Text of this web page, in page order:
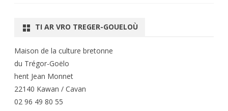
TI AR VRO TREGER-GOUELOÙ
Maison de la culture bretonne
du Trégor-Goëlo
hent Jean Monnet
22140 Kawan / Cavan
02 96 49 80 55